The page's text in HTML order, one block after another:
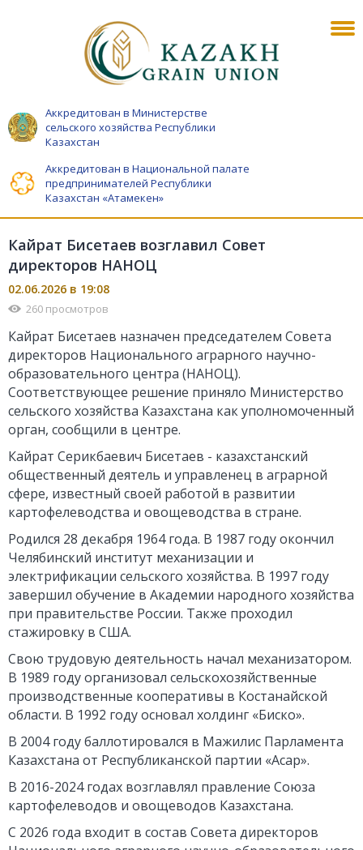
Аккредитован в Министерстве
сельского хозяйства Республики
Казахстан
Аккредитован в Национальной палате
предпринимателей Республики
Казахстан «Атамекен»
Кайрат Бисетаев возглавил Совет
директоров НАНОЦ
02.06.2026 в 19:08
260 просмотров
Кайрат Бисетаев назначен председателем Совета
директоров Национального аграрного научно-
образовательного центра (НАНОЦ).
Соответствующее решение приняло Министерство
сельского хозяйства Казахстана как уполномоченный
орган, сообщили в центре.
Кайрат Серикбаевич Бисетаев - казахстанский
общественный деятель и управленец в аграрной
сфере, известный своей работой в развитии
картофелеводства и овощеводства в стране.
Родился 28 декабря 1964 года. В 1987 году окончил
Челябинский институт механизации и
электрификации сельского хозяйства. В 1997 году
завершил обучение в Академии народного хозяйства
при правительстве России. Также проходил
стажировку в США.
Свою трудовую деятельность начал механизатором.
В 1989 году организовал сельскохозяйственные
производственные кооперативы в Костанайской
области. В 1992 году основал холдинг «Биско».
В 2004 году баллотировался в Мажилис Парламента
Казахстана от Республиканской партии «Асар».
В 2016-2024 годах возглавлял правление Союза
картофелеводов и овощеводов Казахстана.
С 2026 года входит в состав Совета директоров